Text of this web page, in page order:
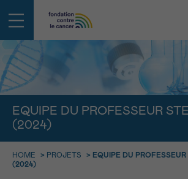
EQUIPE DU PROFESSEUR
(2024)
HOME > PROJETS > EQUIPE DU
(2024)
FACE AU CANCER VOUS
PAS SEUL
Des professionnels pour répondre à
RETOUR
Rendez-vous Question